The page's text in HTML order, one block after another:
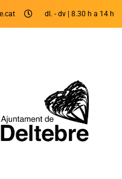
dl. - dv | 8.30 h a 14 h